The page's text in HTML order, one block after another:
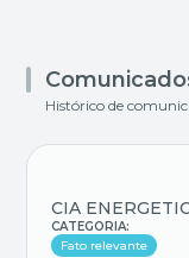
Histórico de
CIA
CATEGORIA:
Fato relevante